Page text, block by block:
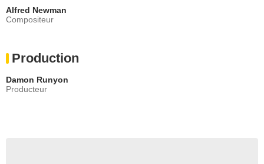
Alfred Newman
Compositeur
Production
Damon Runyon
Producteur